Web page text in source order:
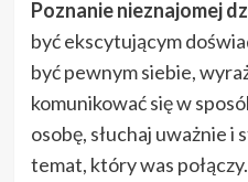
Poznanie nieznajomej
być ekscytującym
być pewnym siebie,
komunikować się w
osobę, słuchaj uważnie i
temat, który was